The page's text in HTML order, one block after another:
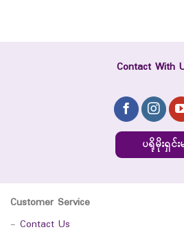
Contact With
ပရိုမိုးရှင်
Customer Service
- Contact Us